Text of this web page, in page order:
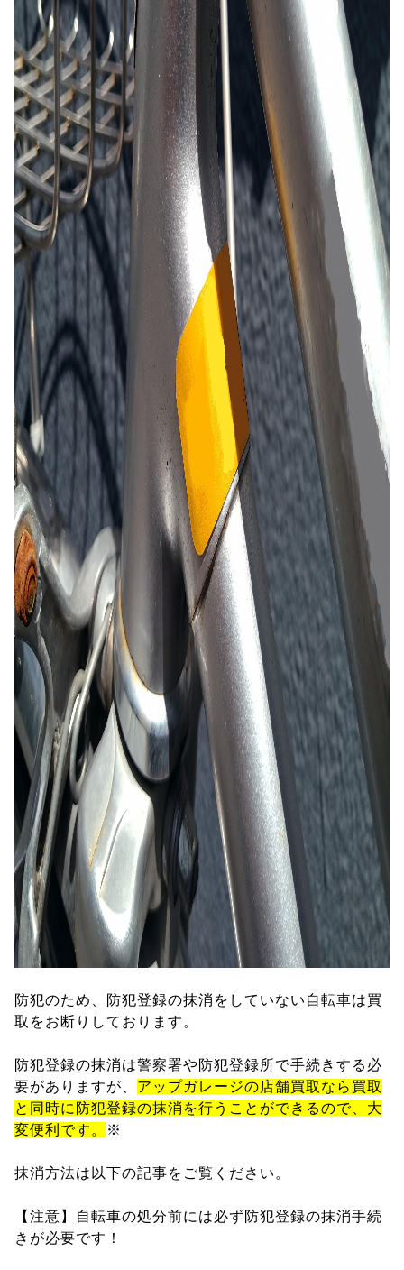
防犯のため、防犯登録の抹消をしていない自転車は買
取をお断りしております。
防犯登録の抹消は警察署や防犯登録所で手続きする必
要がありますが、 アップガレージの店舗買取なら買取
と同時に防犯登録の抹消を行うことができるので、大
変便利です。
※
抹消方法は以下の記事をご覧ください。
【注意】自転車の処分前には必ず防犯登録の抹消手続
きが必要です！